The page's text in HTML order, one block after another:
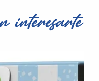
interesarte